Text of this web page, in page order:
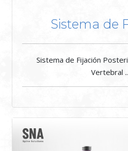
Sistema de
Sistema de Fijación
Vertebral